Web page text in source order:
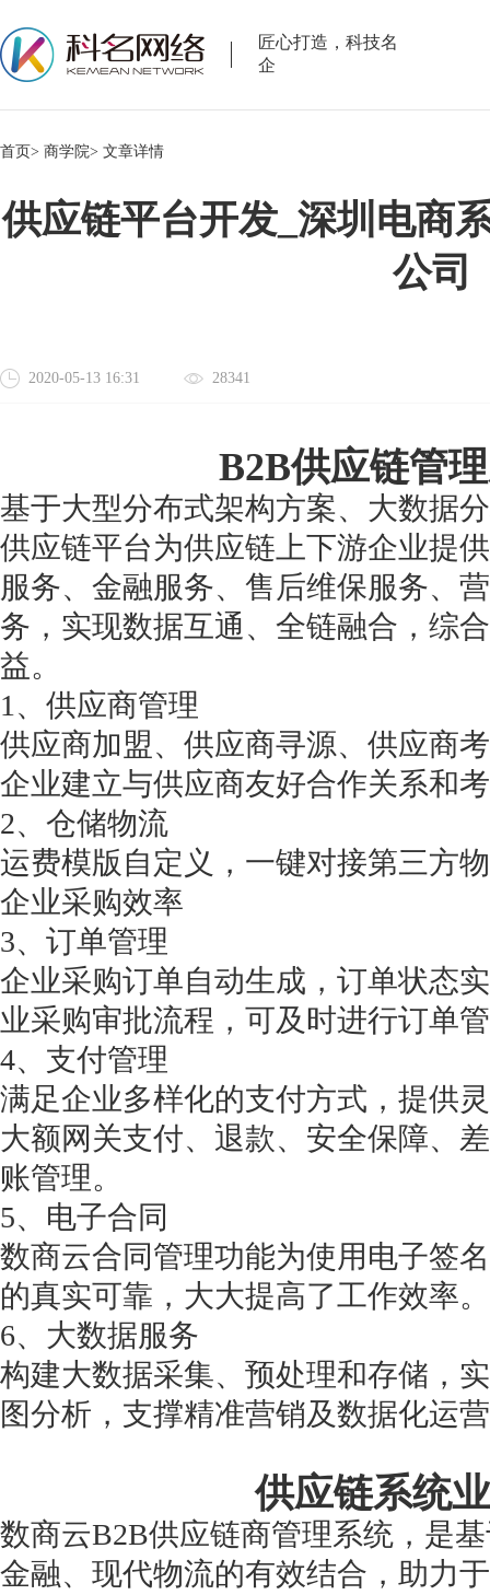
匠心打造，科技名
企
首页> 商学院> 文章详情
供应链平台开发_深圳电商
公司
2020-05-13 16:31 28341
B2B供应链管
基于大型分布式架构方案、大数据
供应链平台为供应链上下游企业提
服务、金融服务、售后维保服务、
务，实现数据互通、全链融合，综
益。
1、供应商管理
供应商加盟、供应商寻源、供应商
企业建立与供应商友好合作关系和
2、仓储物流
运费模版自定义，一键对接第三方
企业采购效率
3、订单管理
企业采购订单自动生成，订单状态
业采购审批流程，可及时进行订单管
4、支付管理
满足企业多样化的支付方式，提供
大额网关支付、退款、安全保障、
账管理。
5、电子合同
数商云合同管理功能为使用电子签
的真实可靠，大大提高了工作效率。
6、大数据服务
构建大数据采集、预处理和存储，
图分析，支撑精准营销及数据化运营
供应链系统
数商云B2B供应链商管理系统，是
金融、现代物流的有效结合，助力
获得产品报价方案
1万个想法不如1次的方案落地
扫码添加[商务总监]沟通方案
扫码沟通